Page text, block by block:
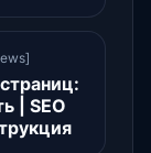
| SEO